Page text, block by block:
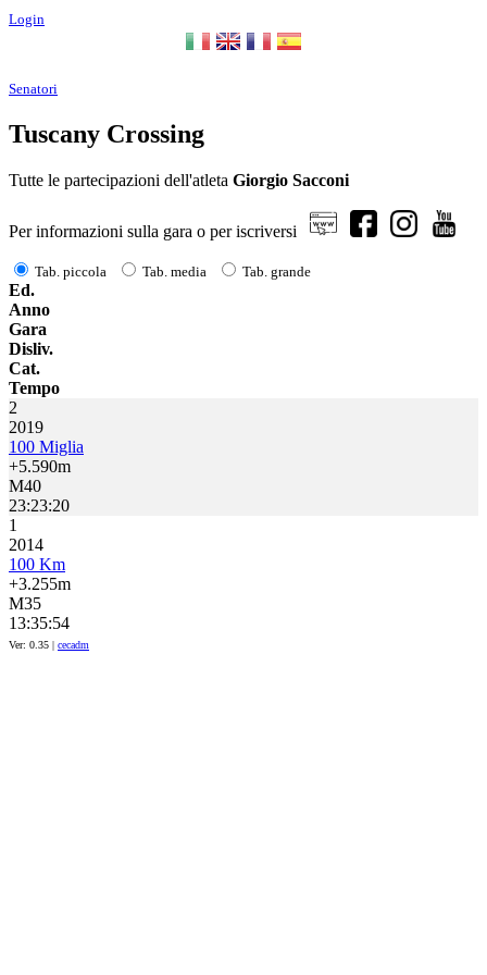
Login
Senatori
Tuscany Crossing
Tutte le partecipazioni dell'atleta Giorgio Sacconi
Per informazioni sulla gara o per iscriversi
Tab. piccola Tab. media Tab. grande
Ed.
Anno
Gara
Disliv.
Cat.
Tempo
2
2019
100 Miglia
+5.590m
M40
23:23:20
1
2014
100 Km
+3.255m
M35
13:35:54
Ver: 0.35 | cecadm